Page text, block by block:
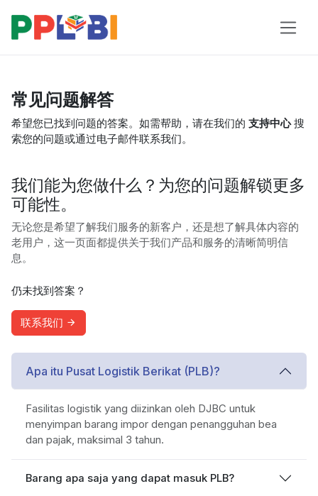
常见问题解答
希望您已找到问题的答案。如需帮助，请在我们的 支持中心搜
索您的问题或通过电子邮件联系我们。
我们能为您做什么？为您的问题解锁更多
可能性。
无论您是希望了解我们服务的新客户，还是想了解具体内容的
老用户，这一页面都提供关于我们产品和服务的清晰简明信
息。
仍未找到答案？
联系我们
Apa itu Pusat Logistik Berikat (PLB)?
Fasilitas logistik yang diizinkan oleh DJBC untuk
menyimpan barang impor dengan penangguhan bea
dan pajak, maksimal 3 tahun.
Barang apa saja yang dapat masuk PLB?